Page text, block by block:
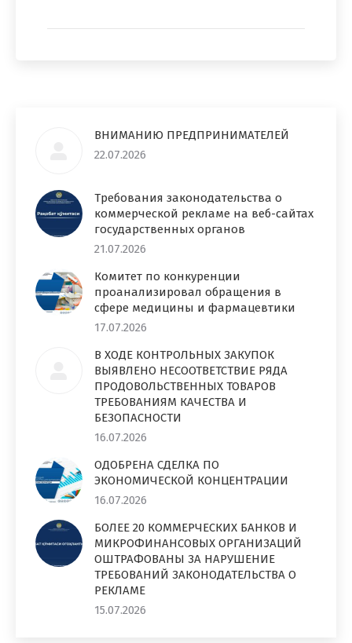
ВНИМАНИЮ ПРЕДПРИНИМАТЕЛЕЙ
22.07.2026
Требования законодательства о
коммерческой рекламе на веб-сайтах
государственных органов
21.07.2026
Комитет по конкуренции
проанализировал обращения в
сфере медицины и фармацевтики
17.07.2026
В ХОДЕ КОНТРОЛЬНЫХ ЗАКУПОК
ВЫЯВЛЕНО НЕСООТВЕТСТВИЕ РЯДА
ПРОДОВОЛЬСТВЕННЫХ ТОВАРОВ
ТРЕБОВАНИЯМ КАЧЕСТВА И
БЕЗОПАСНОСТИ
16.07.2026
ОДОБРЕНА СДЕЛКА ПО
ЭКОНОМИЧЕСКОЙ КОНЦЕНТРАЦИИ
16.07.2026
БОЛЕЕ 20 КОММЕРЧЕСКИХ БАНКОВ И
МИКРОФИНАНСОВЫХ ОРГАНИЗАЦИЙ
ОШТРАФОВАНЫ ЗА НАРУШЕНИЕ
ТРЕБОВАНИЙ ЗАКОНОДАТЕЛЬСТВА О
РЕКЛАМЕ
15.07.2026